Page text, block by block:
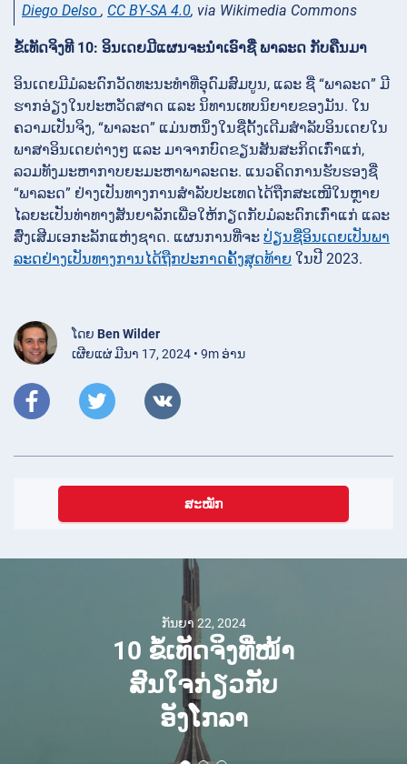
Diego Delso , CC BY-SA 4.0, via Wikimedia Commons
ຂໍ້ເທັດຈິງທີ 10: ອິນເດຍມີແຜນຈະນຳເອົາຊື່ ພາລະດ ກັບຄືນມາ
ອິນເດຍມີມໍລະດົກວັດທະນະທຳທີ່ອຸດົມສົມບູນ, ແລະ ຊື່ “ພາລະດ” ມີ
ຮາກອ່ຽງໃນປະຫວັດສາດ ແລະ ນິທານເທບນິຍາຍຂອງມັນ. ໃນ
ຄວາມເປັນຈິງ, “ພາລະດ” ແມ່ນຫນຶ່ງໃນຊື່ດັ້ງເດີມສຳລັບອິນເດຍໃນ
ພາສາອິນເດຍຕ່າງໆ ແລະ ມາຈາກບົດຂຽນສັນສະກິດເກົ່າແກ່,
ລວມທັງມະຫາກາບຍະມະຫາພາລະດະ. ແນວຄິດການຮັບຮອງຊື່
“ພາລະດ” ຢ່າງເປັນທາງການສຳລັບປະເທດໄດ້ຖືກສະເໜີໃນຫຼາຍ
ໄລຍະເປັນທ່າທາງສັນຍາລັກເພື່ອໃຫ້ກຽດກັບມໍລະດົກເກົ່າແກ່ ແລະ
ສົ່ງເສີມເອກະລັກແຫ່ງຊາດ. ແຜນການທີ່ຈະ ປ່ຽນຊື່ອິນເດຍເປັນພາ
ລະດຢ່າງເປັນທາງການໄດ້ຖືກປະກາດຄັ້ງສຸດທ້າຍ ໃນປີ 2023.
ໂດຍ Ben Wilder
ເຜີຍແຜ່ ມີນາ 17, 2024 • 9m ອ່ານ
ສະໝັກ
ກັນຍາ 22, 2024
10 ຂໍ້ເທັດຈິງທີ່ໜ້າ
ສົນໃຈກ່ຽວກັບ
ອັງໂກລາ